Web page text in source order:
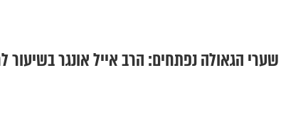
הגאולה נפתחים: הרב אייל אונגר בשיעור